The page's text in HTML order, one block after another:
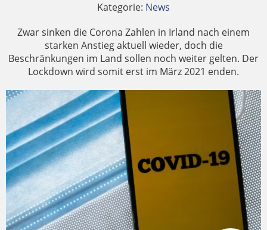
Kategorie: News
Zwar sinken die Corona Zahlen in Irland nach einem
starken Anstieg aktuell wieder, doch die
Beschränkungen im Land sollen noch weiter gelten. Der
Lockdown wird somit erst im März 2021 enden.